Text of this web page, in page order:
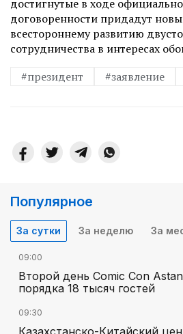
достигнутые в ходе
договоренности придадут
всестороннему развитию
сотрудничества в интересах
#президент
#заявление
Популярное
За сутки За неделю За
09:00
Второй день Comic Con
порядка 18 тысяч гостей
09:30